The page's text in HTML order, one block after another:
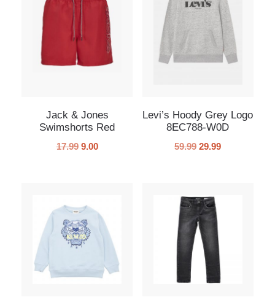
Jack & Jones
Swimshorts Red
17.99 9.00
Levi’s Hoody Grey Logo
8EC788-W0D
59.99 29.99